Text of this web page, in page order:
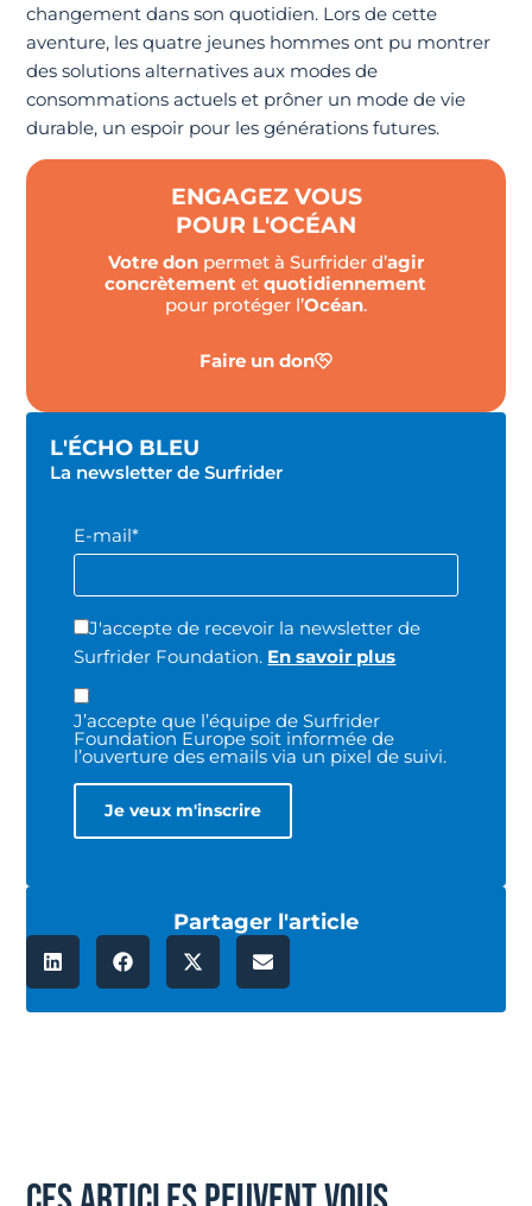
changement dans son quotidien. Lors de cette
aventure, les quatre jeunes hommes ont pu montrer
des solutions alternatives aux modes de
consommations actuels et prôner un mode de vie
durable, un espoir pour les générations futures.
ENGAGEZ VOUS
POUR L'OCÉAN
Votre donpermet à Surfrider d’agir
concrètement etquotidiennement
pour protéger l’Océan.
Faire un don
L'ÉCHO BLEU
La newsletter de Surfrider
E-mail*
J'accepte de recevoir la newsletter de
Surfrider Foundation. En savoir plus
J’accepte que l’équipe de Surfrider
Foundation Europe soit informée de
l’ouverture des emails via un pixel de suivi.
Partager l'article